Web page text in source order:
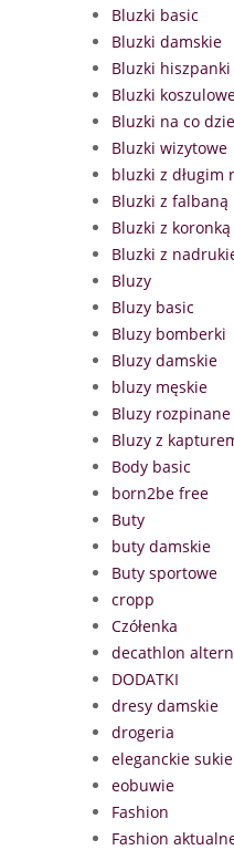
Bluzki basic
Bluzki damskie
Bluzki hiszpanki
Bluzki
Bluzki na co
Bluzki wizytowe
bluzki z długim
Bluzki z falbaną
Bluzki z koronką
Bluzki z
Bluzy
Bluzy basic
Bluzy bomberki
Bluzy damskie
bluzy męskie
Bluzy rozpinane
Bluzy z
Body basic
born2be free
Buty
buty damskie
Buty sportowe
cropp
Czółenka
decathlon
DODATKI
dresy damskie
drogeria
eleganckie
eobuwie
Fashion
Fashion